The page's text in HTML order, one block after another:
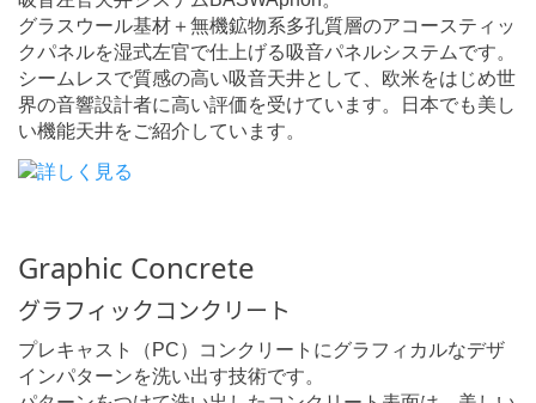
グラスウール基材＋無機鉱物系多孔質層のアコースティッ
クパネルを湿式左官で仕上げる吸音パネルシステムです。
シームレスで質感の高い吸音天井として、欧米をはじめ世
界の音響設計者に高い評価を受けています。日本でも美し
い機能天井をご紹介しています。
Graphic Concrete
グラフィックコンクリート
プレキャスト（PC）コンクリートにグラフィカルなデザ
インパターンを洗い出す技術です。